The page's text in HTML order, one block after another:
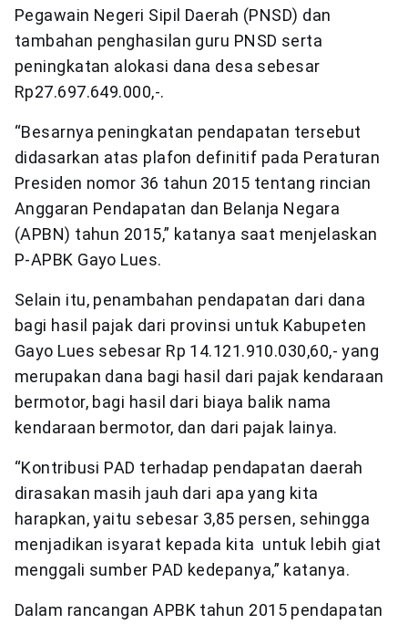
Pegawain Negeri Sipil Daerah (PNSD) dan
tambahan penghasilan guru PNSD serta
peningkatan alokasi dana desa sebesar
Rp27.697.649.000,-.
“Besarnya peningkatan pendapatan tersebut
didasarkan atas plafon definitif pada Peraturan
Presiden nomor 36 tahun 2015 tentang rincian
Anggaran Pendapatan dan Belanja Negara
(APBN) tahun 2015,” katanya saat menjelaskan
P-APBK Gayo Lues.
Selain itu, penambahan pendapatan dari dana
bagi hasil pajak dari provinsi untuk Kabupeten
Gayo Lues sebesar Rp 14.121.910.030,60,- yang
merupakan dana bagi hasil dari pajak kendaraan
bermotor, bagi hasil dari biaya balik nama
kendaraan bermotor, dan dari pajak lainya.
“Kontribusi PAD terhadap pendapatan daerah
dirasakan masih jauh dari apa yang kita
harapkan, yaitu sebesar 3,85 persen, sehingga
menjadikan isyarat kepada kita untuk lebih giat
menggali sumber PAD kedepanya,” katanya.
Dalam rancangan APBK tahun 2015 pendapatan